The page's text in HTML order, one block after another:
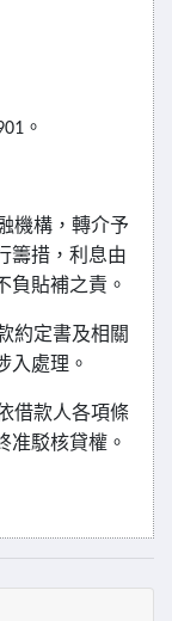
。
機構，轉介予
籌措，利息由
負貼補之責。
約定書及相關
入處理。
借款人各項條
准駁核貸權。